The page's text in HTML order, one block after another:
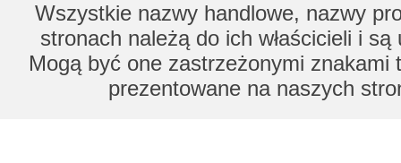
Wszystkie nazwy handlowe, nazwy
stronach należą do ich właścicieli i
Mogą być one zastrzeżonymi znakami
prezentowane na naszych